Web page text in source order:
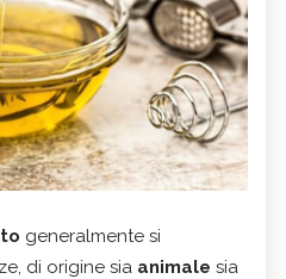
generalmente si
di origine sia animale sia